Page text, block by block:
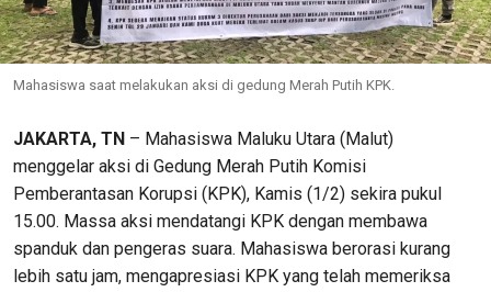
Mahasiswa saat melakukan aksi di gedung Merah Putih KPK.
JAKARTA, TN – Mahasiswa Maluku Utara (Malut)
menggelar aksi di Gedung Merah Putih Komisi
Pemberantasan Korupsi (KPK), Kamis (1/2) sekira pukul
15.00. Massa aksi mendatangi KPK dengan membawa
spanduk dan pengeras suara. Mahasiswa berorasi kurang
lebih satu jam, mengapresiasi KPK yang telah memeriksa